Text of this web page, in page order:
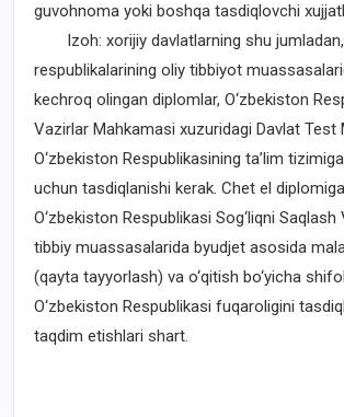
guvohnoma yoki boshqa tasdiqlovchi
Izoh: xorijiy davlatlarning shu jumladan,
respublikalarining oliy tibbiyot
kechroq olingan diplomlar, O‘zbekiston
Vazirlar Mahkamasi xuzuridagi Davlat Test
O‘zbekiston Respublikasining ta’lim
uchun tasdiqlanishi kerak. Chet el
O‘zbekiston Respublikasi Sog‘liqni Saqlash
tibbiy muassasalarida byudjet asosida
(qayta tayyorlash) va o‘qitish bo‘yicha
O‘zbekiston Respublikasi fuqaroligini
taqdim etishlari shart.